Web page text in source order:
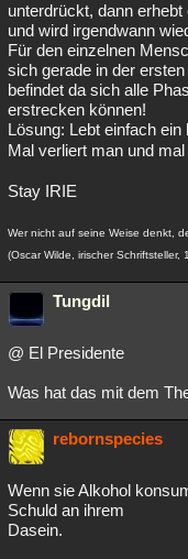
unterdrückt, dann
und wird irgendwann
Für den einzelnen
sich gerade in der
befindet da sich alle
erstrecken können!
Lösung: Lebt einfach ein
Mal verliert man und
Stay IRIE
Wer nicht auf seine Weise denkt,
(Oscar Wilde, irischer Schriftsteller,
Tungdil
@ El Presidente
Was hat das mit dem
rebornspecies
Wenn sie Alkohol
Schuld an ihrem
Dasein.